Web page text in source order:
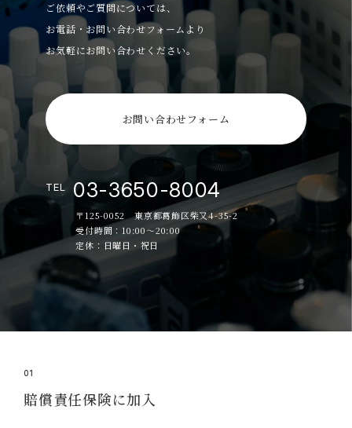
ご依頼やご質問については、
お電話・お問い合わせフォームより
お気軽にお問い合わせください。
お問い合わせフォーム
TEL 03-3650-8004
〒125-0052 東京都葛飾区柴又4-35-2
受付時間：10:00～20:00
定休：日曜日・祝日
01
賠償責任保険に加入